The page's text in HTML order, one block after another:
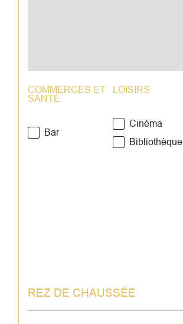
COMMERCES ET
SANTÉ
Bar
LOISIRS
Cinéma
Bibliothèque
REZ DE CHAUSSÉE